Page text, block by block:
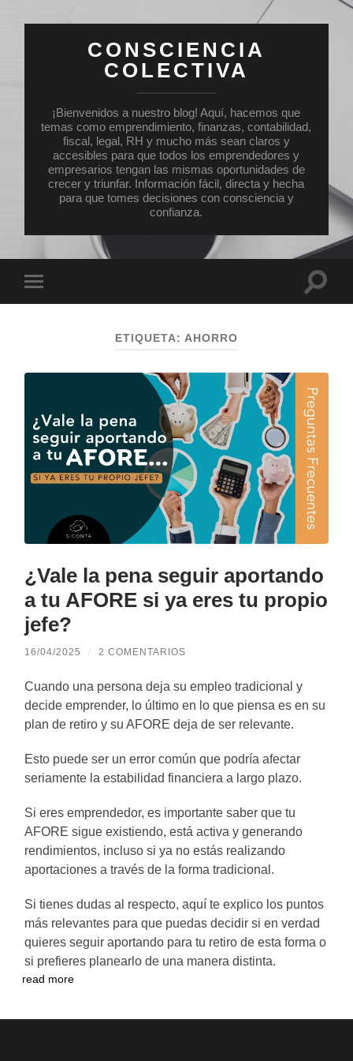
CONSCIENCIA
COLECTIVA
¡Bienvenidos a nuestro blog! Aquí, hacemos que
temas como emprendimiento, finanzas, contabilidad,
fiscal, legal, RH y mucho más sean claros y
accesibles para que todos los emprendedores y
empresarios tengan las mismas oportunidades de
crecer y triunfar. Información fácil, directa y hecha
para que tomes decisiones con consciencia y
confianza.
el
ETIQUETA: AHORRO
¿Vale la pena seguir aportando
a tu AFORE si ya eres tu propio
jefe?
16/04/2025 / 2 COMENTARIOS
Cuando una persona deja su empleo tradicional y
decide emprender, lo último en lo que piensa es en su
plan de retiro y su AFORE deja de ser relevante.
Esto puede ser un error común que podría afectar
seriamente la estabilidad financiera a largo plazo.
Si eres emprendedor, es importante saber que tu
AFORE sigue existiendo, está activa y generando
rendimientos, incluso si ya no estás realizando
aportaciones a través de la forma tradicional.
Si tienes dudas al respecto, aquí te explico los puntos
más relevantes para que puedas decidir si en verdad
quieres seguir aportando para tu retiro de esta forma o
si prefieres planearlo de una manera distinta.
read more